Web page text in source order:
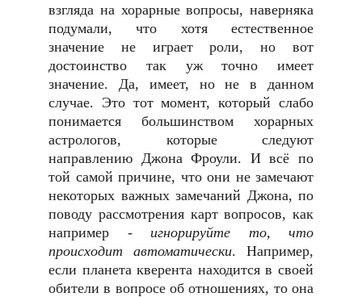
взгляда на хорарные вопросы, наверняка
подумали, что хотя естественное
значение не играет роли, но вот
достоинство так уж точно имеет
значение. Да, имеет, но не в данном
случае. Это тот момент, который слабо
понимается большинством хорарных
астрологов, которые следуют
направлению Джона Фроули. И всё по
той самой причине, что они не замечают
некоторых важных замечаний Джона, по
поводу рассмотрения карт вопросов, как
например - игнорируйте то, что
происходит автоматически. Например,
если планета кверента находится в своей
обители в вопросе об отношениях, то она